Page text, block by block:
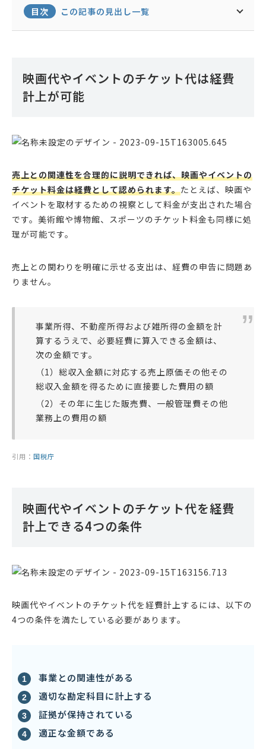
ながら、大学院で税法を学ぶ。2020年に税理士登
録。2023年6月に京都市中京区にて独立。また、顧
客企業の利益最大化を実現するため、バックオフィ
目次 この記事の見出し一覧
映画代やイベントのチケット代は経費
計上が可能
売上との関連性を合理的に説明できれば、映画やイベントの
チケット料金は経費として認められます。たとえば、映画や
イベントを取材するための視察として料金が支出された場合
です。美術館や博物館、スポーツのチケット料金も同様に処
理が可能です。
売上との関わりを明確に示せる支出は、経費の申告に問題あ
りません。
事業所得、不動産所得および雑所得の金額を計
算するうえで、必要経費に算入できる金額は、
次の金額です。
（1）総収入金額に対応する売上原価その他その
総収入金額を得るために直接要した費用の額
（2）その年に生じた販売費、一般管理費その他
業務上の費用の額
引用： 国税庁
映画代やイベントのチケット代を経費
計上できる4つの条件
映画代やイベントのチケット代を経費計上するには、以下の
4つの条件を満たしている必要があります。
事業との関連性がある
適切な勘定科目に計上する
証拠が保持されている
適正な金額である